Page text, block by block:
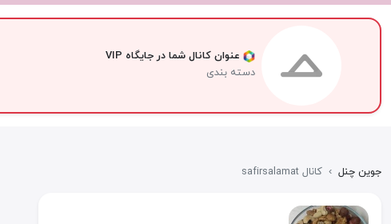
عنوان کانال شما در جایگاه VIP
دسته بندی
جوین چنل › کانال safirsalamat